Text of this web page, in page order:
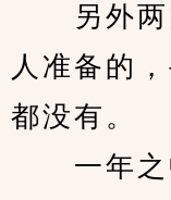
另外两
人准备的
都没有。
一年之